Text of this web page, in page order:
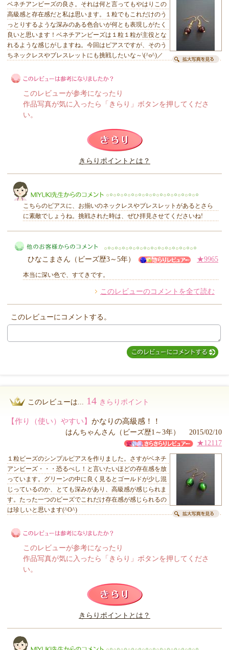
ベネチアンビーズの良さ。それは何と言ってもやはりこの
高級感と存在感だと私は思います。１粒でもこれだけのう
っとりするような深みのある色合いが何とも表現しがたく
良いと思います！ベネチアンビーズは１粒１粒が主役とな
れるような感じがしますね。今回はピアスですが、そのう
ちネックレスやブレスレットにも挑戦したいな～\(^o^)／
このレビューは参考になりましたか？
このレビューが参考になったり
作品写真が気に入ったら「きらり」ボタンを押してくださ
い。
きらりポイントとは？
MIYUKI先生からのコメント
こちらのピアスに、お揃いのネックレスやブレスレットがあるとさら
に素敵でしょうね。挑戦された時は、ぜひ拝見させてくださいね!
他のお客様からのコメント
ひなこまさん（ビーズ歴3～5年） ★9965
本当に深い色で、すてきです。
このレビューのコメントを全て読む
このレビューにコメントする。
このレビューは... 14 きらりポイント
【作り（使い）やすい】 かなりの高級感！！
はんちゃんさん（ビーズ歴1～3年） 2015/02/10
★12117
１粒ビーズのシンプルピアスを作りました。さすがベネチ
アンビーズ・・・恐るべし！と言いたいほどの存在感を放
っています。グリーンの中に良く見るとゴールドが少し混
じっているのか、とても深みがあり、高級感が感じられま
す。たった一つのビーズでこれだけ存在感が感じられるの
は珍しいと思います(^O^)
このレビューは参考になりましたか？
このレビューが参考になったり
作品写真が気に入ったら「きらり」ボタンを押してくださ
い。
きらりポイントとは？